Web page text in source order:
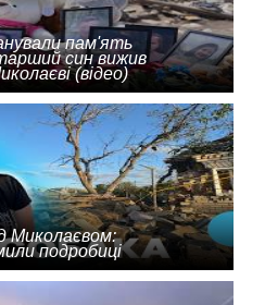
пам'ять
син вижив
(відео)
Миколаєвом:
подробиці